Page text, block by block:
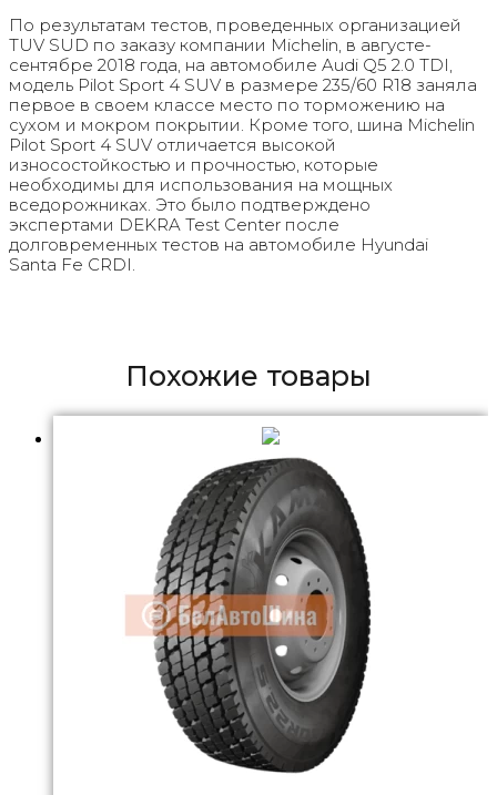
По результатам тестов, проведенных организацией
TUV SUD по заказу компании Michelin, в августе-
сентябре 2018 года, на автомобиле Audi Q5 2.0 TDI,
модель Pilot Sport 4 SUV в размере 235/60 R18 заняла
первое в своем классе место по торможению на
сухом и мокром покрытии. Кроме того, шина Michelin
Pilot Sport 4 SUV отличается высокой
износостойкостью и прочностью, которые
необходимы для использования на мощных
вседорожниках. Это было подтверждено
экспертами DEKRA Test Center после
долговременных тестов на автомобиле Hyundai
Santa Fe CRDI.
Похожие товары